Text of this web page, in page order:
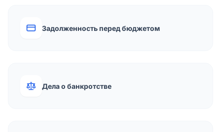
Задолженность перед бюджетом
Дела о банкротстве